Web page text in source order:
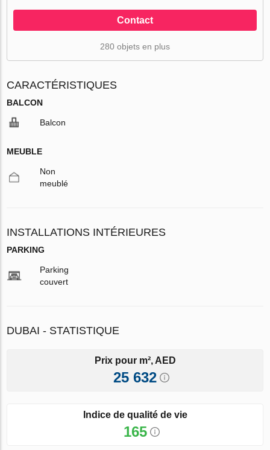
Contact
280 objets en plus
CARACTÉRISTIQUES
BALCON
Balcon
MEUBLE
Non
meublé
INSTALLATIONS INTÉRIEURES
PARKING
Parking
couvert
DUBAI - STATISTIQUE
Prix pour m², AED
25 632
Indice de qualité de vie
165